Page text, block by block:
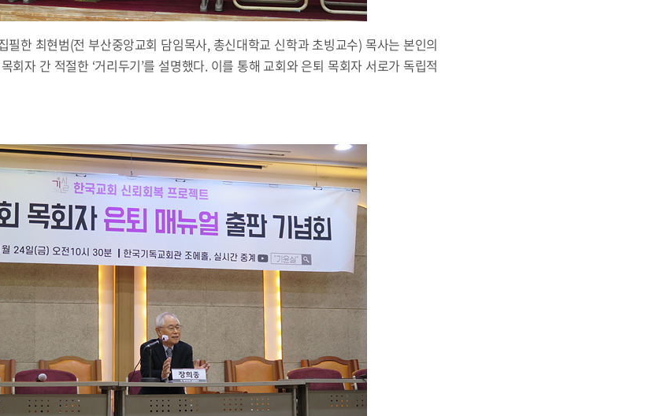
필한 최현범(전 부산중앙교회 담임목사, 총신대학교 신학과 초빙교수) 목사는 본인의
회자 간 적절한 ‘거리두기’를 설명했다. 이를 통해 교회와 은퇴 목회자 서로가 독립적